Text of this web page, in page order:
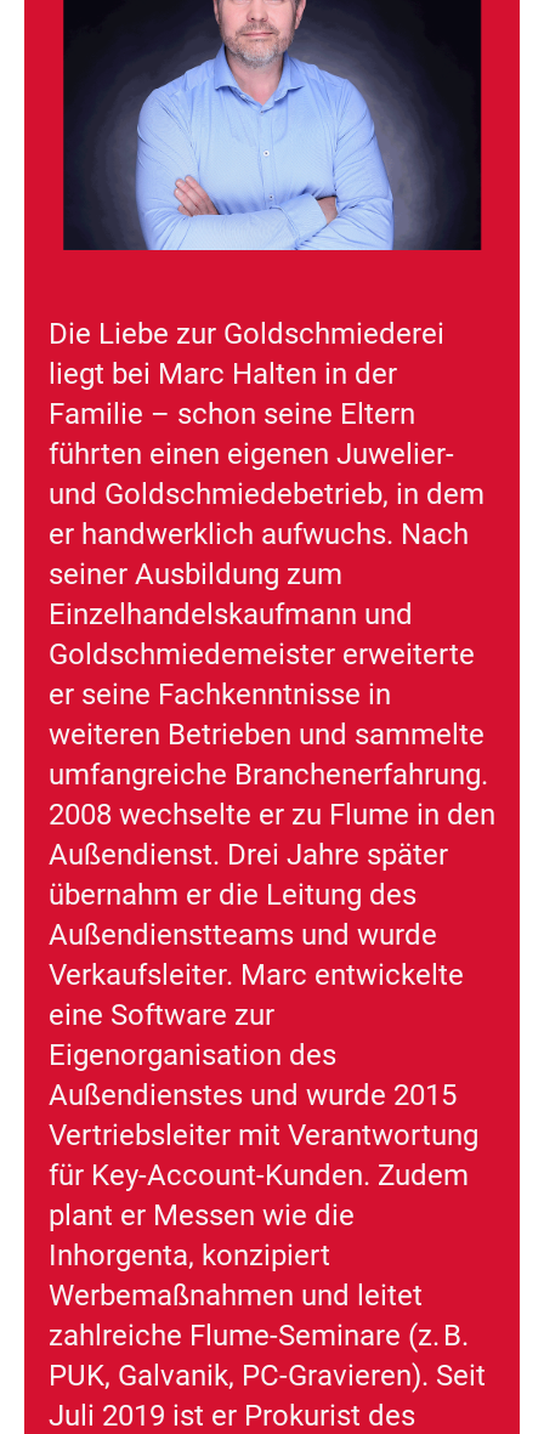
Die Liebe zur Goldschmiederei
liegt bei Marc Halten in der
Familie – schon seine Eltern
führten einen eigenen Juwelier-
und Goldschmiedebetrieb, in dem
er handwerklich aufwuchs. Nach
seiner Ausbildung zum
Einzelhandelskaufmann und
Goldschmiedemeister erweiterte
er seine Fachkenntnisse in
weiteren Betrieben und sammelte
umfangreiche Branchenerfahrung.
2008 wechselte er zu Flume in den
Außendienst. Drei Jahre später
übernahm er die Leitung des
Außendienstteams und wurde
Verkaufsleiter. Marc entwickelte
eine Software zur
Eigenorganisation des
Außendienstes und wurde 2015
Vertriebsleiter mit Verantwortung
für Key-Account-Kunden. Zudem
plant er Messen wie die
Inhorgenta, konzipiert
Werbemaßnahmen und leitet
zahlreiche Flume-Seminare (z. B.
PUK, Galvanik, PC-Gravieren). Seit
Juli 2019 ist er Prokurist des